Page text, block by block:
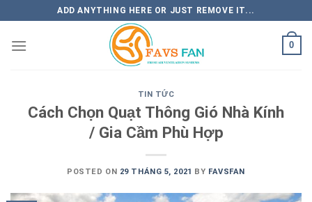
to
content
ADD ANYTHING HERE OR JUST REMOVE IT...
0
TIN TỨC
Cách Chọn Quạt Thông Gió Nhà Kính
/ Gia Cầm Phù Hợp
POSTED ON 29 THÁNG 5, 2021 BY FAVSFAN